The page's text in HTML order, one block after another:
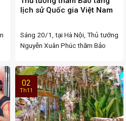
lịch sử Quốc gia Việt Nam
Sáng 20/1, tại Hà Nội, Thủ tướng
Nguyễn Xuân Phúc thăm Bảo
02
Th11